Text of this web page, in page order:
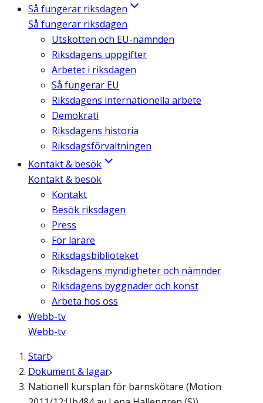
Så fungerar riksdagen
Så fungerar riksdagen
Utskotten och EU-nämnden
Riksdagens uppgifter
Arbetet i riksdagen
Så fungerar EU
Riksdagens internationella arbete
Demokrati
Riksdagens historia
Riksdagsförvaltningen
Kontakt & besök
Kontakt & besök
Kontakt
Besök riksdagen
Press
För lärare
Riksdagsbiblioteket
Riksdagens myndigheter och nämnder
Riksdagens byggnader och konst
Arbeta hos oss
Webb-tv
Webb-tv
Start
Dokument & lagar
Nationell kursplan för barnskötare (Motion